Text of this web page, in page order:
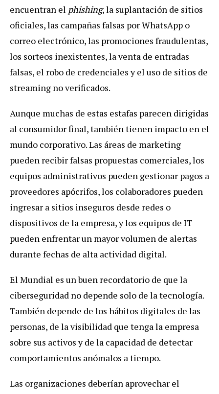
encuentran el phishing, la suplantación de sitios
oficiales, las campañas falsas por WhatsApp o
correo electrónico, las promociones fraudulentas,
los sorteos inexistentes, la venta de entradas
falsas, el robo de credenciales y el uso de sitios de
streaming no verificados.
Aunque muchas de estas estafas parecen dirigidas
al consumidor final, también tienen impacto en el
mundo corporativo. Las áreas de marketing
pueden recibir falsas propuestas comerciales, los
equipos administrativos pueden gestionar pagos a
proveedores apócrifos, los colaboradores pueden
ingresar a sitios inseguros desde redes o
dispositivos de la empresa, y los equipos de IT
pueden enfrentar un mayor volumen de alertas
durante fechas de alta actividad digital.
El Mundial es un buen recordatorio de que la
ciberseguridad no depende solo de la tecnología.
También depende de los hábitos digitales de las
personas, de la visibilidad que tenga la empresa
sobre sus activos y de la capacidad de detectar
comportamientos anómalos a tiempo.
Las organizaciones deberían aprovechar el